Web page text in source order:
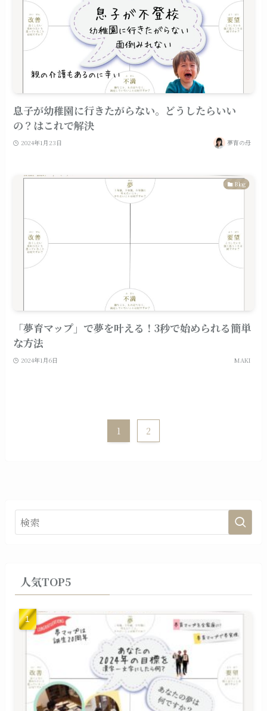
息子が幼稚園に行きたがらない。どうしたらいい
の？はこれで解決
2024年1月23日 夢育の母
Blog
「夢育マップ」で夢を叶える！3秒で始められる簡単
な方法
2024年1月6日 MAKI
1 2
人気TOP5